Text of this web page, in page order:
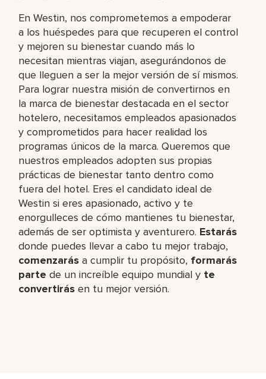
En Westin, nos comprometemos a empoderar
a los huéspedes para que recuperen el control
y mejoren su bienestar cuando más lo
necesitan mientras viajan, asegurándonos de
que lleguen a ser la mejor versión de sí mismos.
Para lograr nuestra misión de convertirnos en
la marca de bienestar destacada en el sector
hotelero, necesitamos empleados apasionados
y comprometidos para hacer realidad los
programas únicos de la marca. Queremos que
nuestros empleados adopten sus propias
prácticas de bienestar tanto dentro como
fuera del hotel. Eres el candidato ideal de
Westin si eres apasionado, activo y te
enorgulleces de cómo mantienes tu bienestar,
además de ser optimista y aventurero. Estarás
donde puedes llevar a cabo tu mejor trabajo,​
comenzarás a cumplir tu propósito, formarás
parte de un increíble​ equipo mundial y te
convertirás en tu mejor versión.